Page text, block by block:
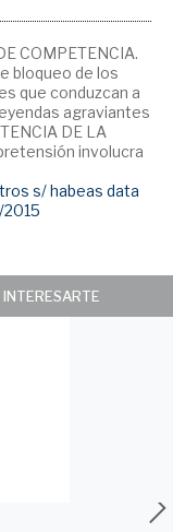
COMPETENCIA.
bloqueo de los
que conduzcan a
agraviantes
DE LA
involucra
s/ habeas data
2015
INTERESARTE